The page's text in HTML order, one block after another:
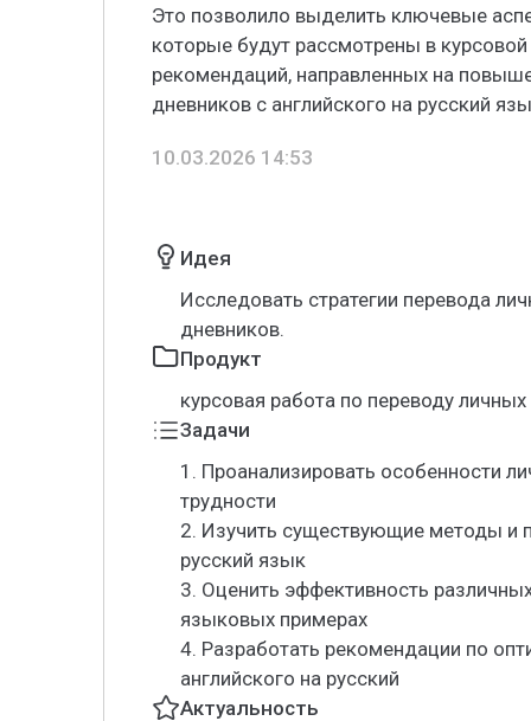
Это позволило выделить ключевые
которые будут рассмотрены в
рекомендаций, направленных на
дневников с английского на русский
10.03.2026 14:53
Идея
Исследовать стратегии перевода
дневников.
Продукт
курсовая работа по переводу
Задачи
1. Проанализировать особенности
трудности
2. Изучить существующие методы и
русский язык
3. Оценить эффективность
языковых примерах
4. Разработать рекомендации по
английского на русский
Актуальность